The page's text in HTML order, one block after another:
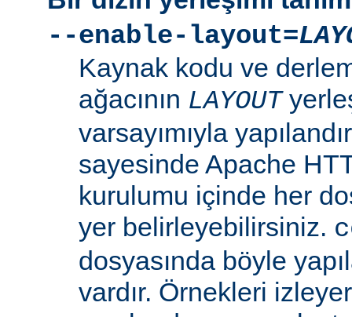
--enable-layout=
Kaynak kodu ve
ağacının LAYOUT
varsayımıyla
sayesinde Apache
kurulumu içinde her
yer belirleyebilirsiniz.
dosyasında böyle
vardır. Örnekleri